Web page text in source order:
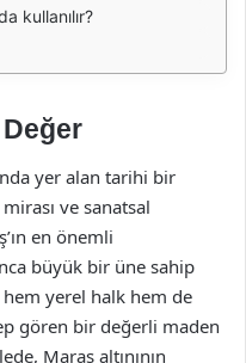
kullanılır?
yer alan tarihi bir
ve sanatsal
en önemli
büyük bir üne sahip
hem yerel halk hem de
gören bir değerli maden
Maraş altınının